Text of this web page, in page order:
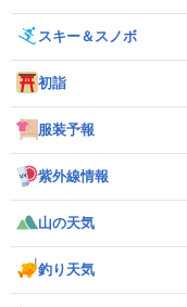
スキー＆スノボ
初詣
服装予報
紫外線情報
山の天気
釣り天気